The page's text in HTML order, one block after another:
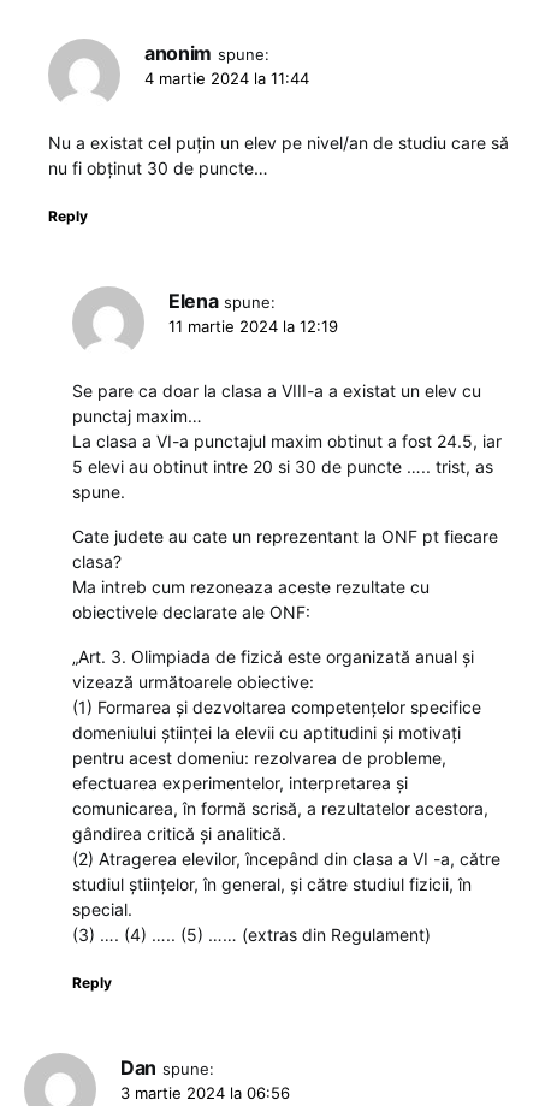
anonim spune:
4 martie 2024 la 11:44
Nu a existat cel puțin un elev pe nivel/an de studiu care să
nu fi obținut 30 de puncte…
Reply
Elena spune:
11 martie 2024 la 12:19
Se pare ca doar la clasa a VIII-a a existat un elev cu
punctaj maxim…
La clasa a VI-a punctajul maxim obtinut a fost 24.5, iar
5 elevi au obtinut intre 20 si 30 de puncte ….. trist, as
spune.
Cate judete au cate un reprezentant la ONF pt fiecare
clasa?
Ma intreb cum rezoneaza aceste rezultate cu
obiectivele declarate ale ONF:
„Art. 3. Olimpiada de fizică este organizată anual și
vizează următoarele obiective:
(1) Formarea și dezvoltarea competențelor specifice
domeniului științei la elevii cu aptitudini și motivați
pentru acest domeniu: rezolvarea de probleme,
efectuarea experimentelor, interpretarea și
comunicarea, în formă scrisă, a rezultatelor acestora,
gândirea critică și analitică.
(2) Atragerea elevilor, începând din clasa a VI -a, către
studiul științelor, în general, și către studiul fizicii, în
special.
(3) …. (4) ….. (5) …… (extras din Regulament)
Reply
Dan spune:
3 martie 2024 la 06:56